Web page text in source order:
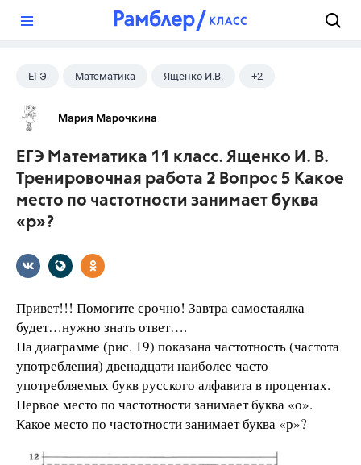
ЕГЭ Математика Ященко И.В. +2
Семенов А.В.
Мария Марочкина
ЕГЭ Математика 11 класс. Ященко И. В.
Тренировочная работа 2 Вопрос 5 Какое
место по частотности занимает буква
«р»?
Привет!!! Помогите срочно! Завтра самостаялка
будет…нужно знать ответ….
На диаграмме (рис. 19) показана частотность (частота
употребления) двенадцати наиболее часто
употребляемых букв русского алфавита в процентах.
Первое место по частотности занимает буква «о».
Какое место по частотности занимает буква «р»?